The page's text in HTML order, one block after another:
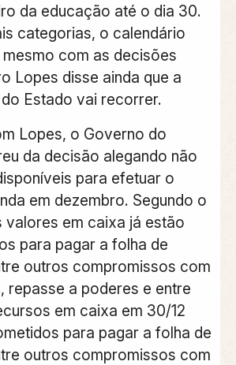
da educação até o dia 30.
categorias, o calendário
com as decisões
Lopes disse ainda que a
Estado vai recorrer.
Lopes, o Governo do
da decisão alegando não
para efetuar o
em dezembro. Segundo o
em caixa já estão
para pagar a folha de
outros compromissos com
repasse a poderes e entre
em caixa em 30/12
para pagar a folha de
outros compromissos com